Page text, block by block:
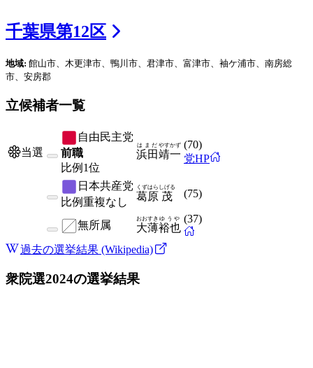
千葉県第12区
地域: 館山市、木更津市、鴨川市、君津市、富津市、袖ケ浦市、南房総
市、安房郡
立候補者一覧
当選
自由民主党
前職
比例 1位
浜田
はまだ
靖一
やすかず (70)
党HP
日本共産党
比例重複なし 葛原
くずはら
茂
しげる
(75)
無所属 大薄
おおすき
裕也
ゆうや (37)
過去の選挙結果 (Wikipedia)
衆院選2024の選挙結果